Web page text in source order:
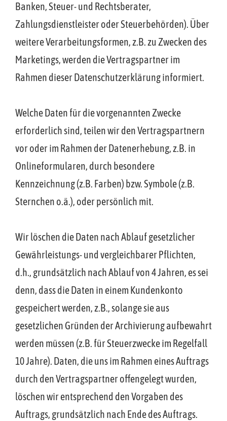
Banken, Steuer- und Rechtsberater,
Zahlungsdienstleister oder Steuerbehörden). Über
weitere Verarbeitungsformen, z.B. zu Zwecken des
Marketings, werden die Vertragspartner im
Rahmen dieser Datenschutzerklärung informiert.
Welche Daten für die vorgenannten Zwecke
erforderlich sind, teilen wir den Vertragspartnern
vor oder im Rahmen der Datenerhebung, z.B. in
Onlineformularen, durch besondere
Kennzeichnung (z.B. Farben) bzw. Symbole (z.B.
Sternchen o.ä.), oder persönlich mit.
Wir löschen die Daten nach Ablauf gesetzlicher
Gewährleistungs- und vergleichbarer Pflichten,
d.h., grundsätzlich nach Ablauf von 4 Jahren, es sei
denn, dass die Daten in einem Kundenkonto
gespeichert werden, z.B., solange sie aus
gesetzlichen Gründen der Archivierung aufbewahrt
werden müssen (z.B. für Steuerzwecke im Regelfall
10 Jahre). Daten, die uns im Rahmen eines Auftrags
durch den Vertragspartner offengelegt wurden,
löschen wir entsprechend den Vorgaben des
Auftrags, grundsätzlich nach Ende des Auftrags.